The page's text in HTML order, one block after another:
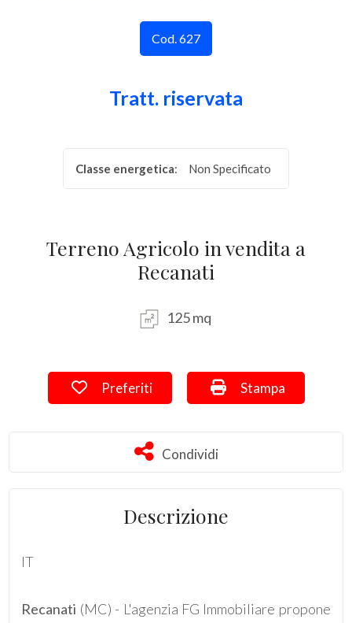
Cod. 627
Tratt. riservata
Classe energetica: Non Specificato
Terreno Agricolo in vendita a
Recanati
125 mq
Preferiti: Cod. 627
Preferiti Stampa: Cod. 627
Stampa
Condividi
Condividi
Descrizione
IT
Recanati (MC) - L'agenzia FG Immobiliare propone
multiscelta
Commerciali